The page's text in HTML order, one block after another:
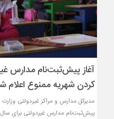
آغاز پیش‌ثبت‌نام مدارس
کردن شهریه ممنوع اعلام
مدیرکل مدارس و مراکز غیردولتی
پیش‌ثبت‌نام مدارس غیردولتی برای